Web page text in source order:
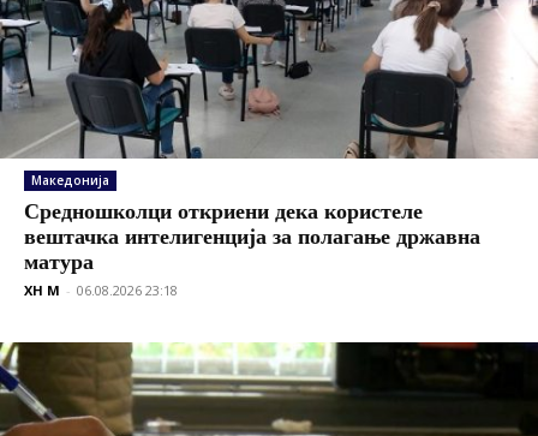
Македонија
Средношколци откриени дека користеле
вештачка интелигенција за полагање државна
матура
XH M - 06.08.2026 23:18